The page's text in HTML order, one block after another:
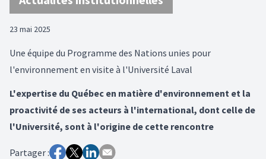
23 mai 2025
Une équipe du Programme des Nations unies pour
l'environnement en visite à l'Université Laval
L'expertise du Québec en matière d'environnement et la
proactivité de ses acteurs à l'international, dont celle de
l'Université, sont à l'origine de cette rencontre
Partager :